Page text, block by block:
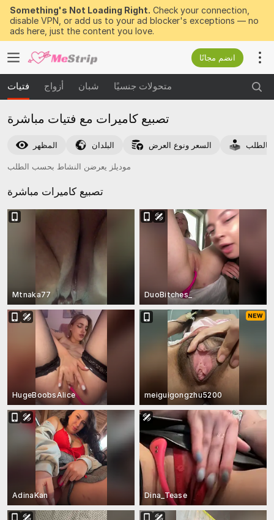
Something's Not Loading Right. Check your connection,
disable VPN, or add us to your ad blocker's exceptions — no
ads here, just the content you love.
انضم مجانًا
فتيات أزواج شبان متحولات جنسيًا
تصبيع كاميرات مع فتيات مباشرة
المظهر البلدان السعر ونوع العرض بالطلب
موديلز يعرضن النشاط بحسب الطلب
تصبيع كاميرات مباشرة
Mtnaka77 DuoBitches_
HugeBoobsAlice meiguigongzhu5200
AdinaKan Dina_Tease